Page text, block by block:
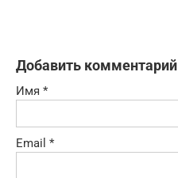
Добавить комментарий
Имя *
Email *